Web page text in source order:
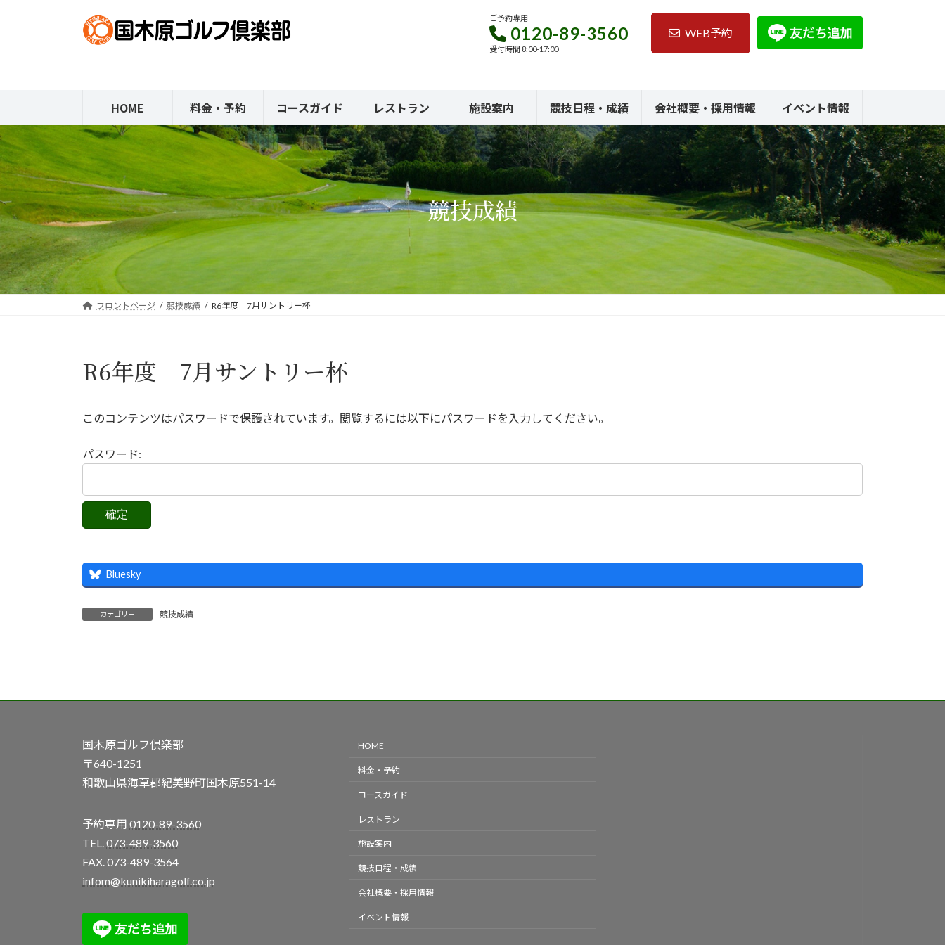
キ
ッ
プ
に
移
動
ご予約専用
0120-89-3560
受付時間 8:00-17:00
WEB予約
HOME 料金・予約 コースガイド レストラン 施設案内 競技日程・成績 会社概要・採用情報 イベント情報
競技成績
フロントページ 競技成績 R6年度 7月サントリー杯
R6年度 7月サントリー杯
このコンテンツはパスワードで保護されています。閲覧するには以下にパスワードを入力してください。
パスワード:
Bluesky
カテゴリー 競技成績
国木原ゴルフ倶楽部
〒640-1251
和歌山県海草郡紀美野町国木原551-14
予約専用 0120-89-3560
TEL. 073-489-3560
FAX. 073-489-3564
infom@kunikiharagolf.co.jp
HOME
料金・予約
コースガイド
レストラン
施設案内
競技日程・成績
会社概要・採用情報
イベント情報